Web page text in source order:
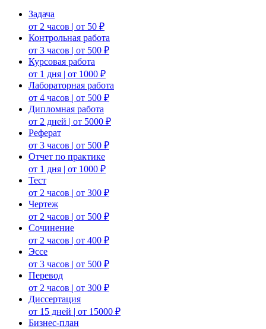
Задача
от 2 часов | от 50 ₽
Контрольная работа
от 3 часов | от 500 ₽
Курсовая работа
от 1 дня | от 1000 ₽
Лабораторная работа
от 4 часов | от 500 ₽
Дипломная работа
от 2 дней | от 5000 ₽
Реферат
от 3 часов | от 500 ₽
Отчет по практике
от 1 дня | от 1000 ₽
Тест
от 2 часов | от 300 ₽
Чертеж
от 2 часов | от 500 ₽
Сочинение
от 2 часов | от 400 ₽
Эссе
от 3 часов | от 500 ₽
Перевод
от 2 часов | от 300 ₽
Диссертация
от 15 дней | от 15000 ₽
Бизнес-план